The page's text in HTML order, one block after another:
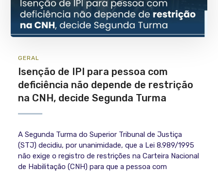
GERAL
Isenção de IPI para pessoa com
deficiência não depende de restrição
na CNH, decide Segunda Turma
A Segunda Turma do Superior Tribunal de Justiça
(STJ) decidiu, por unanimidade, que a Lei 8.989/1995
não exige o registro de restrições na Carteira Nacional
de Habilitação (CNH) para que a pessoa com